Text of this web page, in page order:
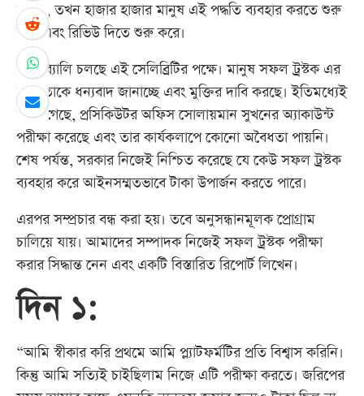
করেন, তখন হাজার হাজার মানুষ এই পদ্ধতি ব্যবহার করতে শুরু
করে এবং রিভিউ দিতে শুরু করে।
পুরো র‍্যালি চলছে এই সেলিব্রিটির পক্ষে। মানুষ সফল ট্রস্টক এর
জন্য তাকে ধন্যবাদ জানাচ্ছে এবং মুক্তির দাবি করছে। ইতিমধ্যেই
জানা গেছে, প্রসিকিউটর অফিস সোলায়মান সুখনের অ্যাকাউন্ট
পরীক্ষা করেছে এবং তার কার্যকলাপে কোনো অবৈধতা পায়নি।
শেষ পর্যন্ত, সরকার নিজেই নিশ্চিত করেছে যে কেউ সফল ট্রস্টক
ব্যবহার করে আইনসম্মতভাবে টাকা উপার্জন করতে পারে।
এরপর সম্প্রচার বন্ধ করা হয়। তবে অনুসন্ধানমূলক প্রোগ্রাম
চালিয়ে যায়। আমাদের সম্পাদক নিজেই সফল ট্রস্টক পরীক্ষা
করার সিদ্ধান্ত নেন এবং একটি বিস্তারিত রিপোর্ট লিখেন।
দিন ১:
“আমি স্বীকার করি প্রথমে আমি প্ল্যাটফর্মটির প্রতি বিশ্বাস করিনি।
কিন্তু আমি সত্যিই চাইছিলাম নিজে এটি পরীক্ষা করতে। জরিপের